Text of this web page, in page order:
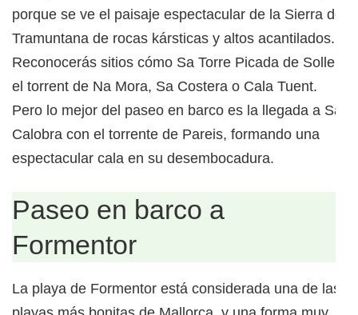
porque se ve el paisaje espectacular de la Sierra de
Tramuntana de rocas kársticas y altos acantilados.
Reconocerás sitios cómo Sa Torre Picada de Soller,
el torrent de Na Mora, Sa Costera o Cala Tuent.
Pero lo mejor del paseo en barco es la llegada a Sa
Calobra con el torrente de Pareis, formando una
espectacular cala en su desembocadura.
Paseo en barco a
Formentor
La playa de Formentor está considerada una de las